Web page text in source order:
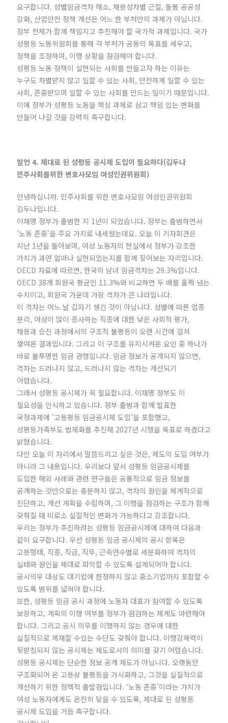
요구합니다. 성별임금격차 해소, 채용성차별 근절, 돌봄 공공성
강화, 산업안전 정책 개선은 어느 한 부처만의 과제가 아닙니다.
정부 전체가 함께 책임지고 추진해야 할 국가적 과제입니다. 국가
성평등 노동위원회를 통해 각 부처가 공동의 목표를 세우고,
정책을 조정하며, 이행 상황을 점검해야 합니다.
성평등 노동 정책이 실현되는 사회를 만들고자 하는 이유는
누구도 차별받지 않고 일할 수 있는 사회, 안전하게 일할 수 있는
사회, 존중받으며 일할 수 있는 사회를 만드는 일이기 때문입니다.
이에 정부가 성평등 노동을 핵심 과제로 삼고 책임 있는 변화를
만들어 나갈 것을 강력히 촉구합니다.
발언 4. 제대로 된 성평등 공시제 도입이 필요하다(김두나
민주사회를위한 변호사모임 여성인권위원회)
안녕하십니까. 민주사회를 위한 변호사모임 여성인권위원회
김두나입니다.
이재명 정부가 출범한 지 1년이 되었습니다. 정부는 출범하면서
'노동 존중'을 주요 가치로 내세웠는데요. 오늘 이 기자회견은
지난 1년을 돌아보며, 여성 노동자의 현실에서 정부가 강조한
가치가 과연 얼마나 실현되었는지를 함께 짚어보는 자리입니다.
OECD 자료에 따르면, 한국의 남녀 임금격차는 29.3%입니다.
OECD 38개 회원국 평균인 11.3%와 비교하면 두 배를 훌쩍 넘는
수치이고, 회원국 가운데 가장 격차가 큰 나라입니다.
이 격차는 어느 날 갑자기 생긴 것이 아닙니다. 성별에 따른 업종
분리, 여성이 많이 종사하는 직종에 대한 낮은 사회적 평가,
채용과 승진 과정에서의 구조적 불평등이 오랜 시간에 걸쳐
쌓여온 결과입니다. 그리고 이 구조를 유지시켜온 요인 중 하나가
바로 불투명한 임금 관행입니다. 임금 정보가 공개되지 않으면,
격차는 드러나지 않고, 드러나지 않는 격차는 개선되기
어렵습니다.
그래서 성평등 공시제가 꼭 필요합니다. 이재명 정부도 이
필요성을 인식하고 있습니다. 정부 출범과 함께 발표한
국정과제에 '고용평등 임금공시제 도입'을 포함했고,
성평등가족부도 법제화를 추진해 2027년 시행을 목표로 하겠다고
밝혔습니다.
다만 오늘 이 자리에서 말씀드리고 싶은 것은, 제도의 도입 여부가
아니라 그 내용입니다. 우리보다 앞서 성평등 임금공시제를
도입한 해외 사례와 관련 연구들은 공통적으로 임금 정보를
공개하는 것만으로는 충분하지 않고, 격차의 원인을 체계적으로
진단하고, 개선 계획을 수립하며, 그 이행을 점검하는 구조가 함께
갖춰질 때 비로소 실질적인 변화가 가능하다고 강조합니다.
우리는 정부가 추진하려는 성평등 임금공시제에 대하여 다음과
같이 요구합니다. 우선 성평등 임금 공시제의 공시 항목은
고용형태, 직종, 직급, 직무, 근속연수별로 세분화하여 격차의
실태와 원인을 제대로 파악할 수 있도록 설계되어야 합니다.
공시의무 대상도 대기업에 한정하지 않고 중소기업까지 포함할 수
있도록 범위를 넓혀야 합니다.
또한, 성평등 임금 공시 과정에 노동자 대표가 참여할 수 있도록
보장하고, 계획의 이행 여부를 정부가 점검하는 체계도 마련해야
합니다. 그리고 공시 의무를 이행하지 않는 경우에 대한
실질적으로 제재할 수있는 수단도 갖춰야 합니다. 이행강제력이
뒷받침되지 않는 공시제는 제도로서의 의미를 갖기 어렵습니다.
성평등 공시제는 단순한 정보 공개 제도가 아닙니다. 오랫동안
구조화되어 온 고용상 불평등을 가시화하고, 그것을 실질적으로
개선하기 위한 정책적 출발점입니다. ‘노동 존중'이라는 가치가
여성 노동자에게도 온전히 닿을 수 있도록, 제대로 된 성평등
공시제 도입을 거듭 촉구합니다.